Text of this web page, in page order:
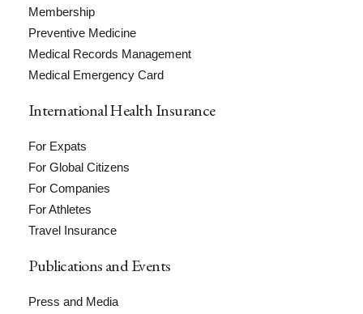
Membership
Preventive Medicine
Medical Records Management
Medical Emergency Card
International Health Insurance
For Expats
For Global Citizens
For Companies
For Athletes
Travel Insurance
Publications and Events
Press and Media